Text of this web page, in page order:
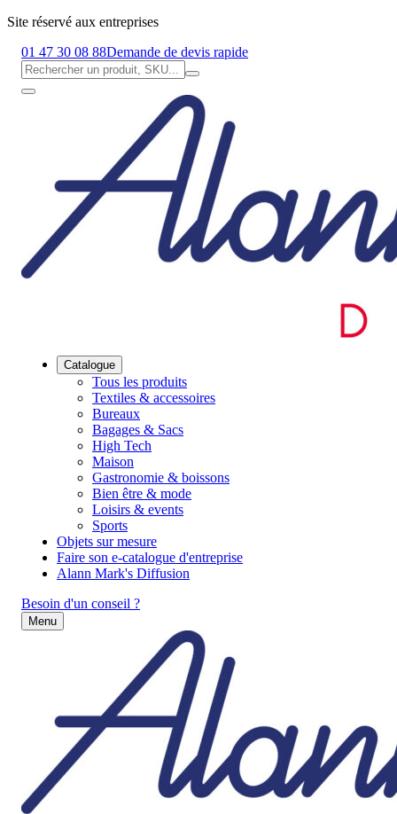
Site réservé aux entreprises
01 47 30 08 88Demande de devis rapide
Catalogue
Tous les produits
Textiles & accessoires
Bureaux
Bagages & Sacs
High Tech
Maison
Gastronomie & boissons
Bien être & mode
Loisirs & events
Sports
Objets sur mesure
Faire son e-catalogue d'entreprise
Alann Mark's Diffusion
Besoin d'un conseil ?
Menu